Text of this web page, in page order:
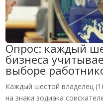
Опрос: каждый
бизнеса
выборе
Каждый шестой владелец
на знаки зодиака